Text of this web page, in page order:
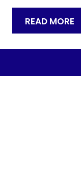
READ MORE